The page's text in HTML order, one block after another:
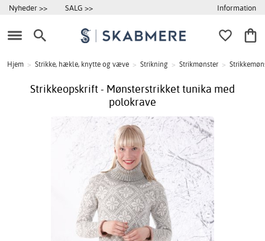
Nyheder >> SALG >> Information
Hjem > Strikke, hækle, knytte og væve > Strikning > Strikmønster >
Strikkeopskrift - Mønsterstrikket tunika med
polokrave